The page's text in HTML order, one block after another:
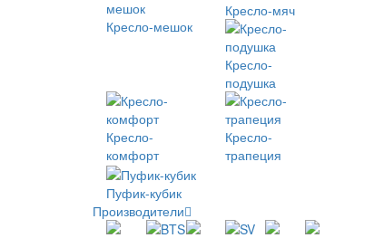
Кресло-мешок
Кресло-мяч
Кресло-
подушка
Кресло-
комфорт
Кресло-
трапеция
Пуфик-кубик
Производители